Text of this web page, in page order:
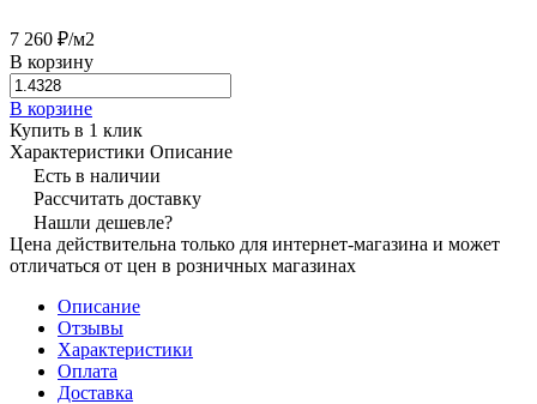
7 260 ₽/м2
В корзину
В корзине
Купить в 1 клик
Характеристики Описание
Есть в наличии
Рассчитать доставку
Нашли дешевле?
Цена действительна только для интернет-магазина и может
отличаться от цен в розничных магазинах
Описание
Отзывы
Характеристики
Оплата
Доставка